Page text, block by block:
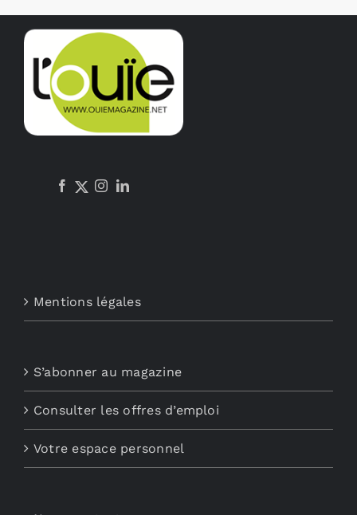
Mentions légales
S’abonner au magazine
Consulter les offres d’emploi
Votre espace personnel